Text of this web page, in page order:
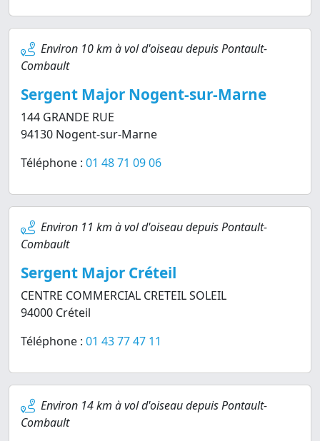
Environ 10 km à vol d'oiseau depuis Pontault-
Combault
Sergent Major Nogent-sur-Marne
144 GRANDE RUE
94130 Nogent-sur-Marne
Téléphone : 01 48 71 09 06
Environ 11 km à vol d'oiseau depuis Pontault-
Combault
Sergent Major Créteil
CENTRE COMMERCIAL CRETEIL SOLEIL
94000 Créteil
Téléphone : 01 43 77 47 11
Environ 14 km à vol d'oiseau depuis Pontault-
Combault